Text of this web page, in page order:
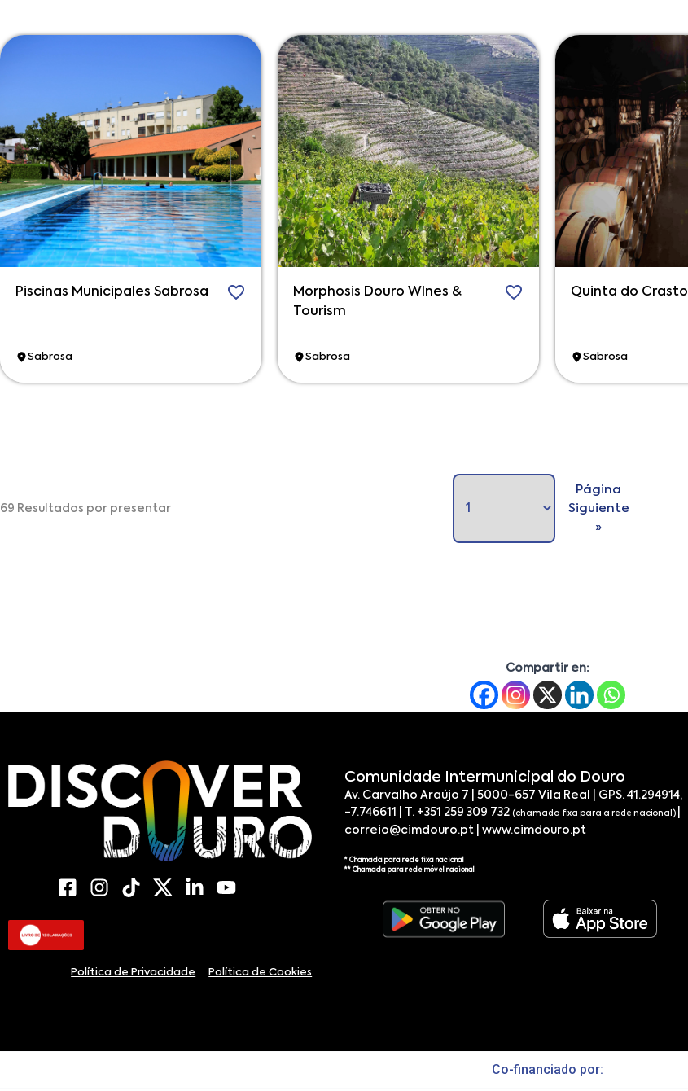
Piscinas Municipales Sabrosa
Sabrosa
Morphosis Douro WInes &
Tourism
Sabrosa
Quinta do Crasto
Sabrosa
69 Resultados por presentar
Página
Siguiente
»
Compartir en:
Política de Privacidade Política de Cookies
Comunidade Intermunicipal do Douro
Av. Carvalho Araújo 7 | 5000-657 Vila Real | GPS. 41.294914,
-7.746611 | T. +351 259 309 732(chamada fixa para a rede nacional)
correio@cimdouro.pt
www.cimdouro.pt
* Chamada para rede fixa nacional
** Chamada para rede móvel nacional
Co-financiado por: